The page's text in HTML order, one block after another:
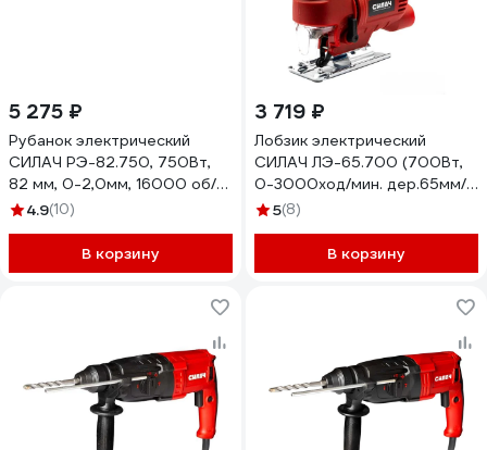
5 275 ₽
Рубанок электрический
СИЛАЧ РЭ-82.750, 750Вт,
82 мм, 0-2,0мм, 16000 об/
мин, 1/4 026616
4.9(10)
В корзину
3 719 ₽
Лобзик электрический
СИЛАЧ ЛЭ-65.700 (700Вт,
0-3000ход/мин. дер.65мм/
метал.6мм) (1/10) 024115
5(8)
В корзину